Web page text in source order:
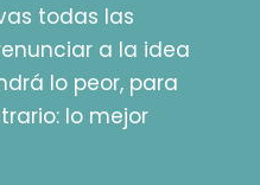
todas las
a la idea
lo peor, para
lo mejor